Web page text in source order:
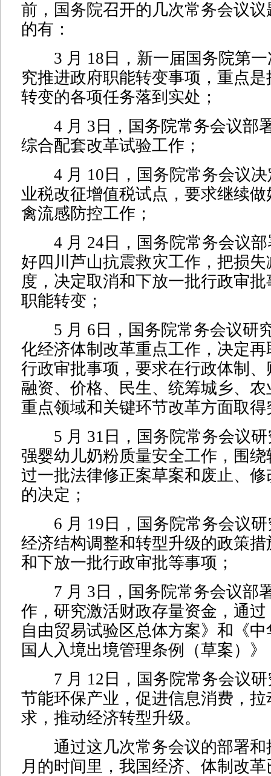
前，国务院召开的几次常务会议
的有：
3 月 18日，新一届国务院第一
究推进政府职能转变事项，重点
转变的各项任务落到实处；
4 月 3日，国务院常务会议部
综合配套改革试验工作；
4 月 10日，国务院常务会议决
业税改征增值税试点，要求继续
禽流感防控工作；
4 月 24日，国务院常务会议部
好四川芦山抗震救灾工作，把损
度，决定取消和下放一批行政审
职能转变；
5 月 6日，国务院常务会议研
化经济体制改革重点工作，决定
行政审批事项，要求在行政体制
融资、价格、民生、统筹城乡、
重点领域和关键环节改革方面取得
5 月 31日，国务院常务会议研
强婴幼儿奶粉质量安全工作，围
过一批法律修正案草案和废止、
的决定；
6 月 19日，国务院常务会议研
经济结构调整和转型升级的政策
和下放一批行政审批等事项；
7 月 3日，国务院常务会议部
作，研究激活财政存量资金，通
自由贸易试验区总体方案》和《
国人入境出境管理条例（草案）》
7 月 12日，国务院常务会议研
节能环保产业，促进信息消费，
求，推动经济转型升级。
通过这几次常务会议的部署和
月的时间里，我国经济、体制改